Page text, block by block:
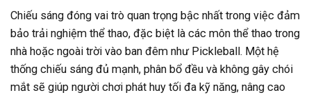
Chiếu sáng đóng vai trò quan trọng bậc nhất trong việc đảm
bảo trải nghiệm thể thao, đặc biệt là các môn thể thao trong
nhà hoặc ngoài trời vào ban đêm như Pickleball. Một hệ
thống chiếu sáng đủ mạnh, phân bổ đều và không gây chói
mắt sẽ giúp người chơi phát huy tối đa kỹ năng, nâng cao